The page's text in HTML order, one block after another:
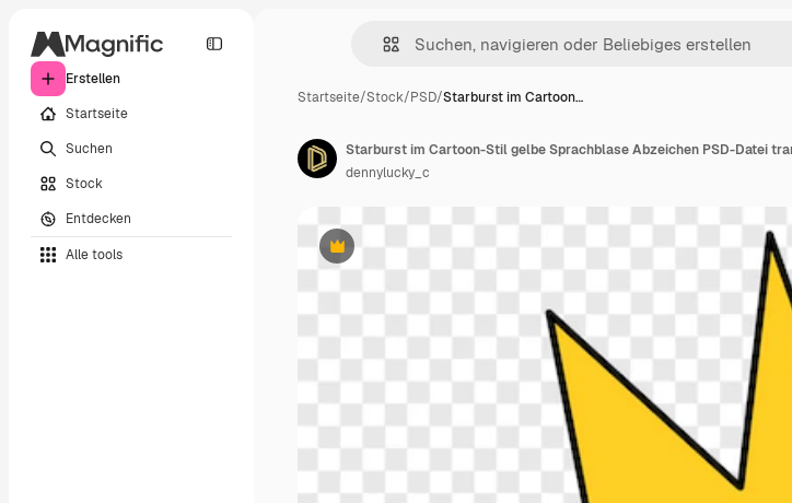
Erstellen
Startseite
Suchen
Stock
Entdecken
Alle tools
Startseite/Stock/PSD/Starburst im Cartoon…
Premium
dennylucky_c